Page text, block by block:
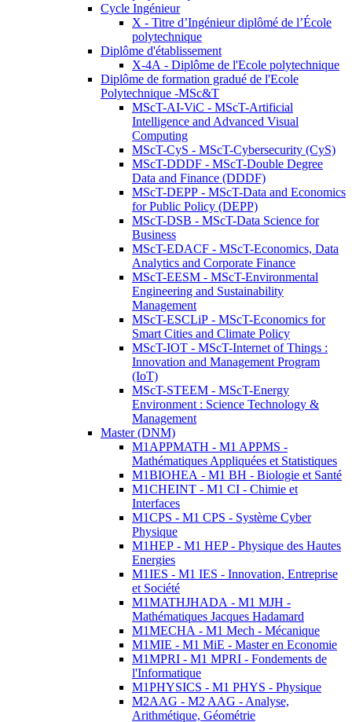
Cycle Ingénieur
X - Titre d’Ingénieur diplômé de l’École
polytechnique
Diplôme d'établissement
X-4A - Diplôme de l'Ecole polytechnique
Diplôme de formation gradué de l'Ecole
Polytechnique -MSc&T
MScT-AI-ViC - MScT-Artificial
Intelligence and Advanced Visual
Computing
MScT-CyS - MScT-Cybersecurity (CyS)
MScT-DDDF - MScT-Double Degree
Data and Finance (DDDF)
MScT-DEPP - MScT-Data and Economics
for Public Policy (DEPP)
MScT-DSB - MScT-Data Science for
Business
MScT-EDACF - MScT-Economics, Data
Analytics and Corporate Finance
MScT-EESM - MScT-Environmental
Engineering and Sustainability
Management
MScT-ESCLiP - MScT-Economics for
Smart Cities and Climate Policy
MScT-IOT - MScT-Internet of Things :
Innovation and Management Program
(IoT)
MScT-STEEM - MScT-Energy
Environment : Science Technology &
Management
Master (DNM)
M1APPMATH - M1 APPMS -
Mathématiques Appliquées et Statistiques
M1BIOHEA - M1 BH - Biologie et Santé
M1CHEINT - M1 CI - Chimie et
Interfaces
M1CPS - M1 CPS - Système Cyber
Physique
M1HEP - M1 HEP - Physique des Hautes
Energies
M1IES - M1 IES - Innovation, Entreprise
et Société
M1MATHJHADA - M1 MJH -
Mathématiques Jacques Hadamard
M1MECHA - M1 Mech - Mécanique
M1MIE - M1 MiE - Master en Economie
M1MPRI - M1 MPRI - Fondements de
l'Informatique
M1PHYSICS - M1 PHYS - Physique
M2AAG - M2 AAG - Analyse,
Arithmétique, Géométrie